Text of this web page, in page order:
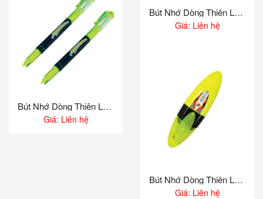
Bút Nhớ Dòng Thiên Long HL03
Giá: Liên hệ
Bút Nhớ Dòng Thiên Long HL05
Giá: Liên hệ
Bút Nhớ Dòng Thiên Long HL07
Giá: Liên hệ